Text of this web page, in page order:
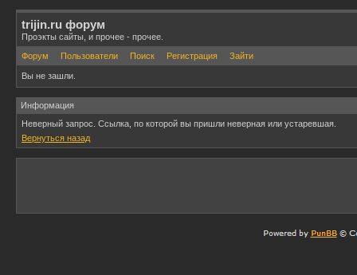
trijin.ru форум
Проэкты сайты, и прочее - прочее.
Форум
Пользователи Поиск Регистрация Зайти
Вы не зашли.
Информация
Неверный запрос. Ссылка, по которой вы пришли неверная или устаревшая.
Вернуться назад